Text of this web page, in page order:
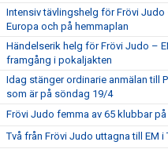
Intensiv tävlingshelg för Frövi
Europa och på hemmaplan
Händelserik helg för Frövi Judo –
framgång i pokaljakten
Idag stänger ordinarie anmälan till
som är på söndag 19/4
Frövi Judo femma av 65 klubbar
Två från Frövi Judo uttagna till EM i